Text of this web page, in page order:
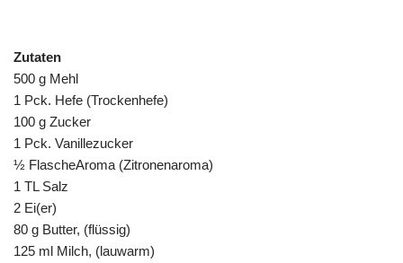
Zutaten
500 g Mehl
1 Pck. Hefe (Trockenhefe)
100 g Zucker
1 Pck. Vanillezucker
½ FlascheAroma (Zitronenaroma)
1 TL Salz
2 Ei(er)
80 g Butter, (flüssig)
125 ml Milch, (lauwarm)